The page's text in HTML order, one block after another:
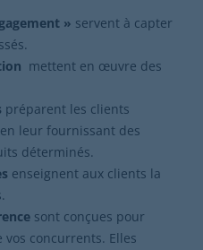
» servent à capter
mettent en œuvre des
préparent les clients
leur fournissant des
déterminés.
enseignent aux clients la
sont conçues pour
concurrents. Elles